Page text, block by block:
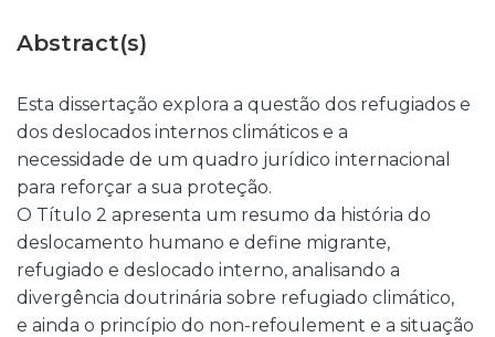
Abstract(s)
Esta dissertação explora a questão dos refugiados e
dos deslocados internos climáticos e a
necessidade de um quadro jurídico internacional
para reforçar a sua proteção.
O Título 2 apresenta um resumo da história do
deslocamento humano e define migrante,
refugiado e deslocado interno, analisando a
divergência doutrinária sobre refugiado climático,
e ainda o princípio do non-refoulement e a situação